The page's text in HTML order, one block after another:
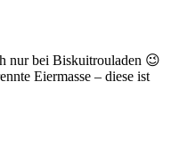
nur bei Biskuitrouladen 😉
Eiermasse – diese ist